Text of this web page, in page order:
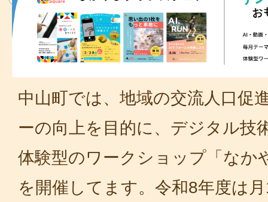
中山町では、地域の交流人口促
ーの向上を目的に、デジタル技
体験型のワークショップ「なか
を開催してます。令和8年度は